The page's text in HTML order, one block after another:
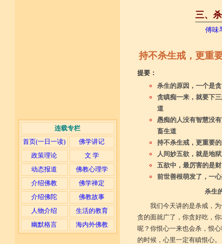
连载专栏
首页(一日一读)
佛学讲记
政策理论
文 学
动态报道
佛教心理学
介绍佛教
佛学禅定
介绍佛陀
佛教故事
人物介绍
生活的教育
幽默格言
海内外佛教
三、
傅味
持不杀生戒，更重
提要：
杀生的原因，一个是
贪瞋痴一来，就要下
道
愚痴的人没有智慧没
畜生道
持不杀生戒，更重要
人间妙五欲，就是地
五欲中，最厉害的是
前世善根萌发了，一
杀生
我们今天讲的是杀戒，
贪的面就广了，你贪好吃，
呢？你恨心一来也会杀，恨
的时候，心里一定有瞋恨心。